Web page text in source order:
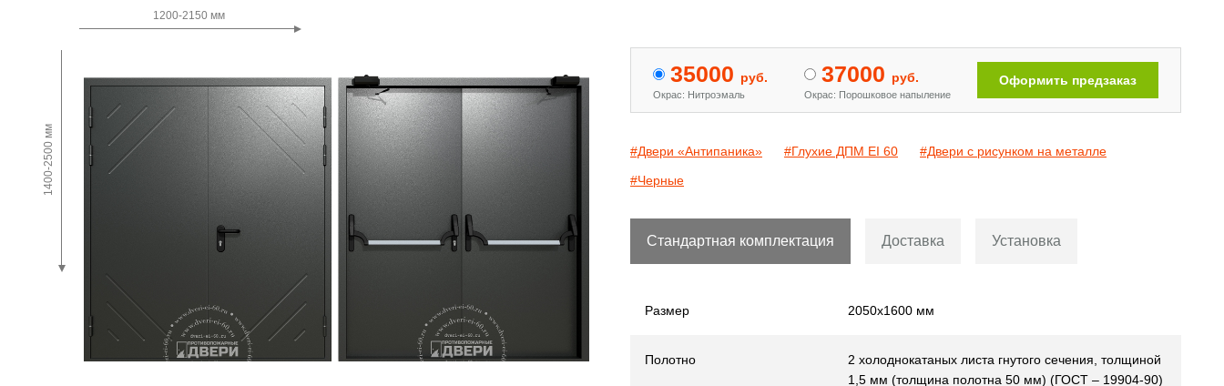
1200-2150 мм
1400-2500 мм
35000 руб.
Окрас: Нитроэмаль
37000 руб.
Окрас: Порошковое напыление
Оформить предзаказ
#Двери «Антипаника» #Глухие ДПМ EI 60
#Двери с рисунком на металле
#Черные
Стандартная комплектация Доставка Установка
Размер 2050х1600 мм
Полотно
2 холоднокатаных листа гнутого сечения, толщиной
1,5 мм (толщина полотна 50 мм) (ГОСТ – 19904-90)